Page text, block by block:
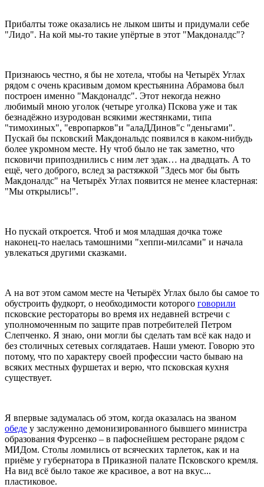
Прибалты тоже оказались не лыком шиты и придумали себе
"Лидо". На кой мы-то такие упёртые в этот "Макдоналдс"?
Признаюсь честно, я бы не хотела, чтобы на Четырёх Углах
рядом с очень красивым домом крестьянина Абрамова был
построен именно "Макдоналдс". Этот некогда нежно
любимый мною уголок (четыре уголка) Пскова уже и так
безнадёжно изуродован всякими жестянками, типа
"тимохиных", "европарков"и "алаДДинов"с "деньгами".
Пускай бы псковский Макдональдс появился в каком-нибудь
более укромном месте. Ну чтоб было не так заметно, что
псковичи припозднились с ним лет эдак… на двадцать. А то
ещё, чего доброго, вслед за растяжкой "Здесь мог бы быть
Макдоналдс" на Четырёх Углах появится не менее кластерная:
"Мы открылись!".
Но пускай откроется. Чтоб и моя младшая дочка тоже
наконец-то наелась тамошними "хеппи-милсами" и начала
увлекаться другими сказками.
А на вот этом самом месте на Четырёх Углах было бы самое то
обустроить фудкорт, о необходимости которого говорили
псковские рестораторы во время их недавней встречи с
уполномоченным по защите прав потребителей Петром
Слепченко. Я знаю, они могли бы сделать там всё как надо и
без столичных сетевых соглядатаев. Наши умеют. Говорю это
потому, что по характеру своей профессии часто бываю на
всяких местных фуршетах и верю, что псковская кухня
существует.
Я впервые задумалась об этом, когда оказалась на званом
обеде у заслуженно демонизированного бывшего министра
образования Фурсенко – в пафоснейшем ресторане рядом с
МИДом. Столы ломились от всяческих тарлеток, как и на
приёме у губернатора в Приказной палате Псковского кремля.
На вид всё было такое же красивое, а вот на вкус...
пластиковое.